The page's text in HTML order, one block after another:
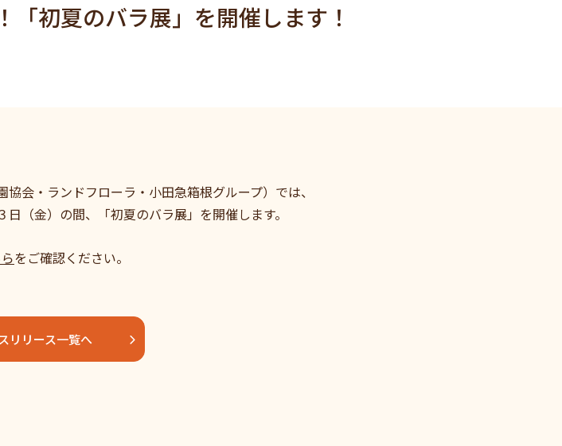
「初夏のバラ展」を開催します！
会・ランドフローラ・小田急箱根グループ）では、
（金）の間、「初夏のバラ展」を開催します。
をご確認ください。
リリース一覧へ